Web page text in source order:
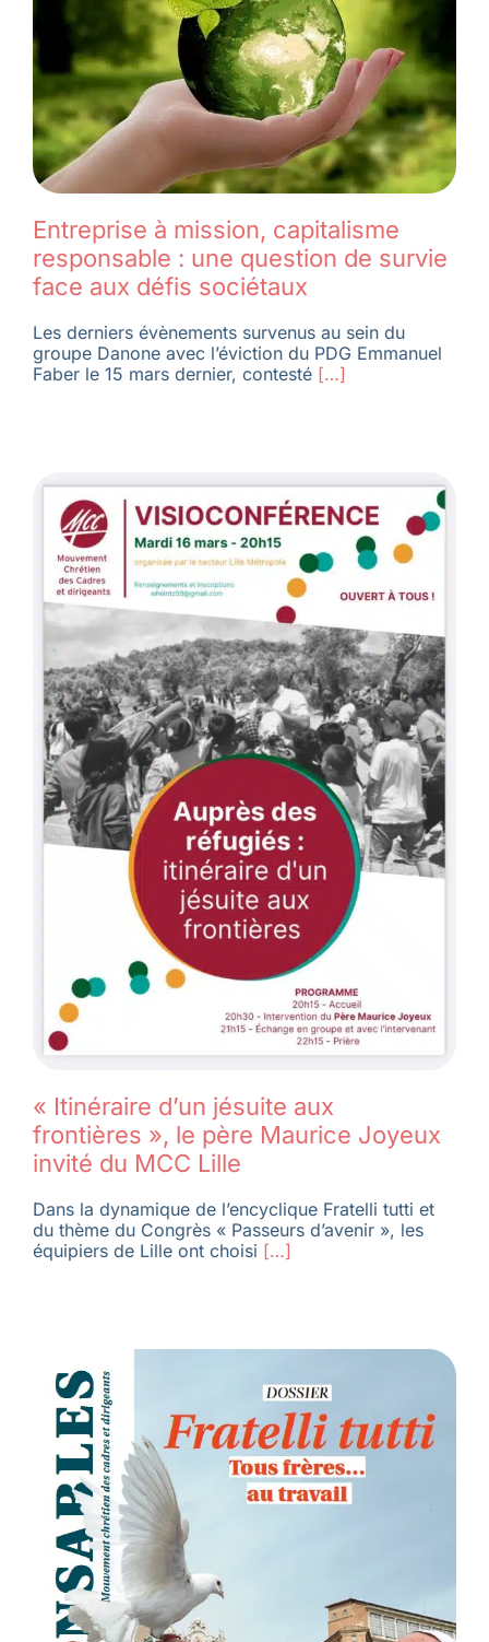
Membres
L’actu
Nous soutenir
La revue Responsables
Entreprise à mission, capitalisme
responsable : une question de survie
face aux défis sociétaux
Les derniers évènements survenus au sein du
groupe Danone avec l’éviction du PDG Emmanuel
Faber le 15 mars dernier, contesté[…]
« Itinéraire d’un jésuite aux
frontières », le père Maurice Joyeux
invité du MCC Lille
Dans la dynamique de l’encyclique Fratelli tutti et
du thème du Congrès « Passeurs d’avenir », les
équipiers de Lille ont choisi […]